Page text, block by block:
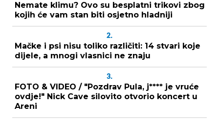
Nemate klimu? Ovo su besplatni trikovi zbog
kojih će vam stan biti osjetno hladniji
2.
Mačke i psi nisu toliko različiti: 14 stvari koje
dijele, a mnogi vlasnici ne znaju
3.
FOTO & VIDEO / "Pozdrav Pula, j**** je vruće
ovdje!" Nick Cave silovito otvorio koncert u
Areni